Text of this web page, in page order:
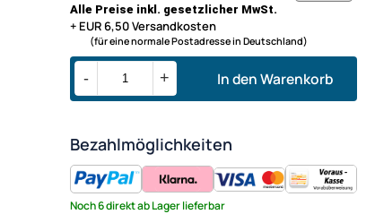
Alle Preise inkl. gesetzlicher MwSt.
+ EUR 6,50 Versandkosten
(für eine normale Postadresse in Deutschland)
In den Warenkorb
- +
Bezahlmöglichkeiten
Noch 6 direkt ab Lager lieferbar